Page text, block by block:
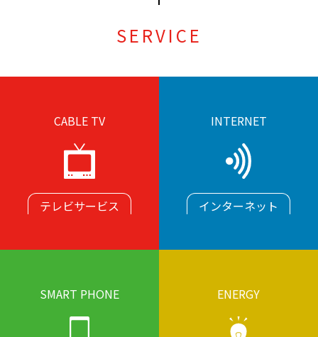
SERVICE
CABLE TV
テレビサービス
INTERNET
インターネット
SMART PHONE ENERGY